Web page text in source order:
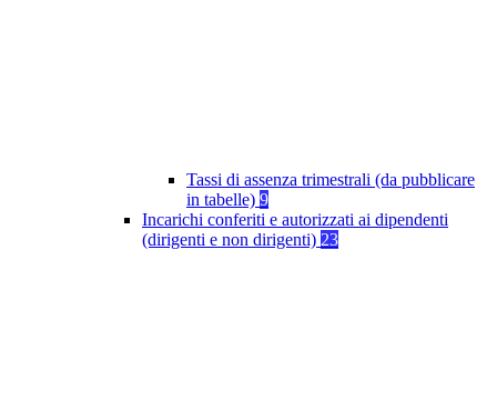
Tassi di assenza trimestrali (da pubblicare
in tabelle) 9
Incarichi conferiti e autorizzati ai dipendenti
(dirigenti e non dirigenti) 23